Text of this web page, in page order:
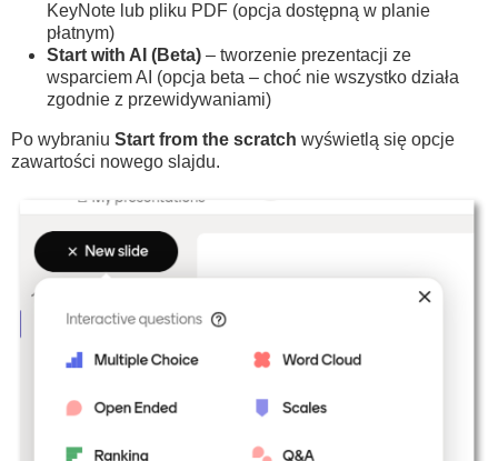
KeyNote lub pliku PDF (opcja dostępną w planie
płatnym)
Start with AI (Beta) – tworzenie prezentacji ze
wsparciem AI (opcja beta – choć nie wszystko działa
zgodnie z przewidywaniami)
Po wybraniu Start from the scratch wyświetlą się opcje
zawartości nowego slajdu.